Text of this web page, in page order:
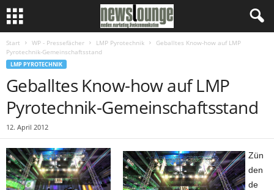
Start WP - Pressefächer LMP Pyrotechnik
Geballtes Know-how auf LMP
Pyrotechnik-Gemeinschaftsstand
LMP PYROTECHNIK
Geballtes Know-how auf LMP
Pyrotechnik-Gemeinschaftsstand
12. April 2012
Zün
den
de